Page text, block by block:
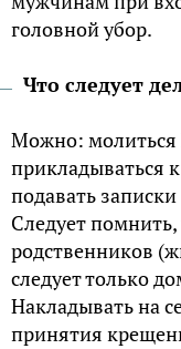
головной убор.
Что следует
Можно: молиться
прикладываться
подавать
Следует
родственников
следует только
Накладывать на
принятия